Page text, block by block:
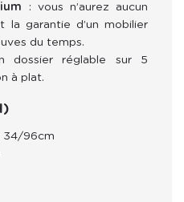
: vous n’aurez aucun
la garantie d’un mobilier
du temps.
dossier réglable sur 5
à plat.
34/96cm